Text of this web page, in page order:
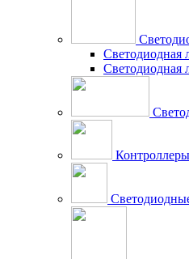
Светодиодная
Светодиодная